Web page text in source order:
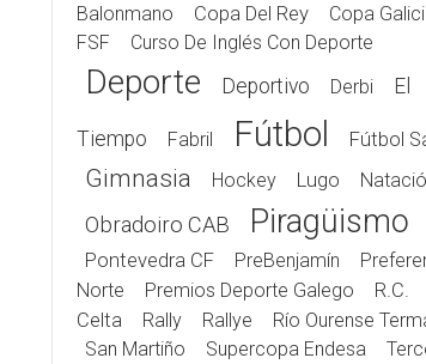
Balonmano
Copa Del Rey
Copa
FSF
Curso De Inglés Con Deporte
Deporte Deportivo Derbi El
Tiempo Fabril Fútbol Fútbol
Gimnasia Hockey Lugo
Obradoiro CAB Piragüismo
Pontevedra CF PreBenjamín
Norte
Premios Deporte Galego
R.C.
Celta
Rally Rallye
Río Ourense
San Martiño
Supercopa Endesa